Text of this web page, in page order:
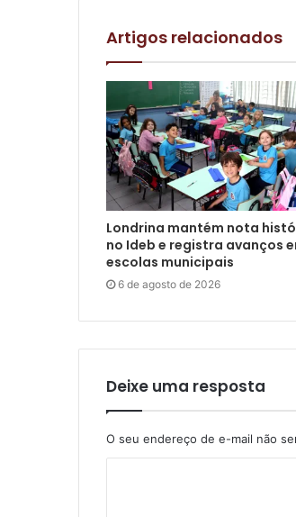
Artigos relacionados
Londrina mantém nota
no Ideb e registra avanços
escolas municipais
6 de agosto de 2026
Deixe uma resposta
O seu endereço de e-mail não